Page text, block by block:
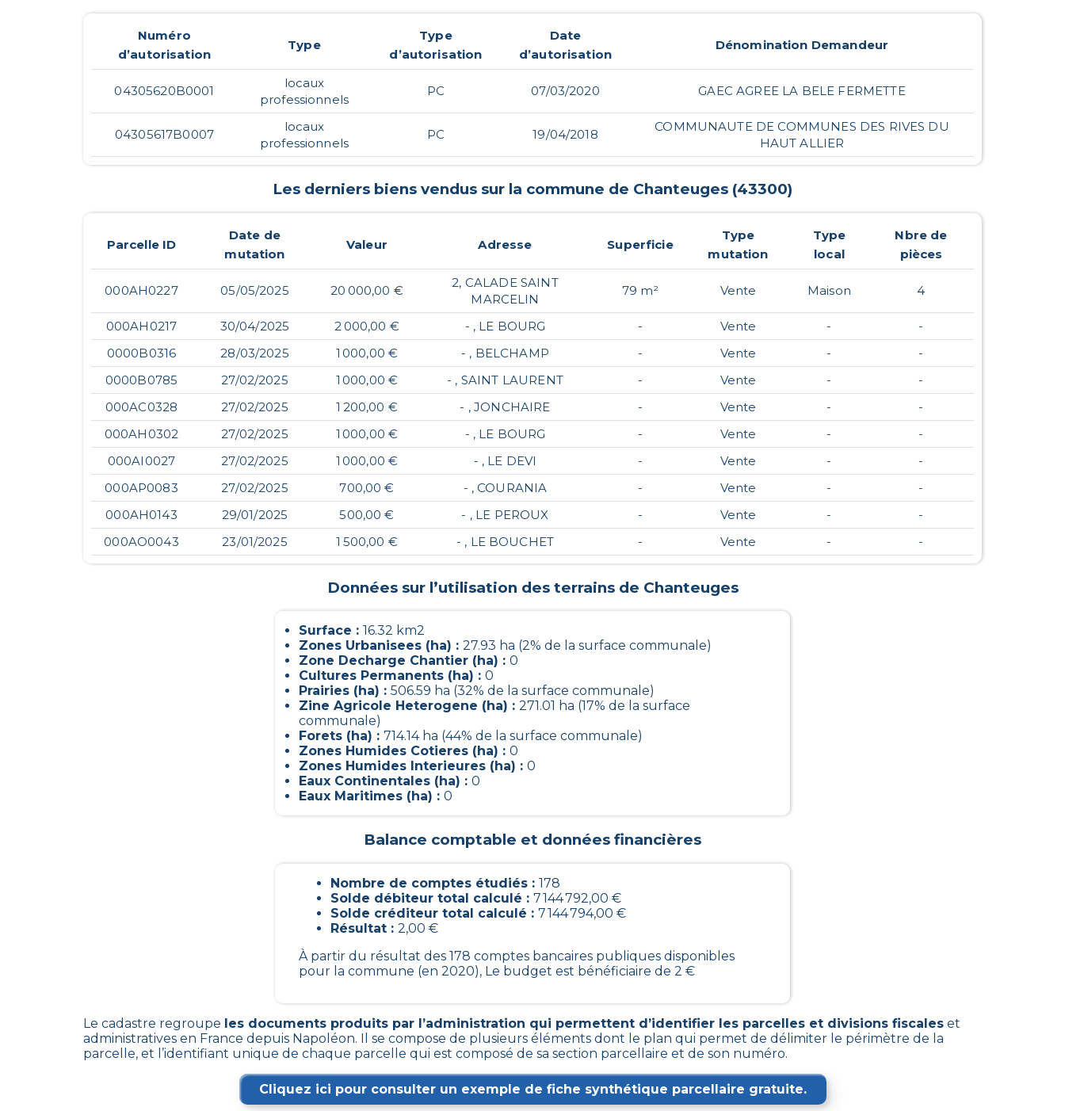
Numéro
d’autorisation
Type
Type
d’autorisation
Date
d’autorisation
Dénomination Demandeur
04305620B0001
locaux
professionnels
PC 07/03/2020 GAEC AGREE LA BELE FERMETTE
04305617B0007
locaux
professionnels
PC 19/04/2018
COMMUNAUTE DE COMMUNES DES RIVES DU
HAUT ALLIER
Les derniers biens vendus sur la commune de Chanteuges (43300)
Parcelle ID
Date de
mutation
Valeur Adresse Superficie
Type
mutation
Type
local
Nbre de
pièces
000AH0227 05/05/2025 20 000,00 €
2, CALADE SAINT
MARCELIN
79 m² Vente Maison 4
000AH0217 30/04/2025 2 000,00 € - , LE BOURG - Vente -
-
0000B0316
28/03/2025 1 000,00 € - , BELCHAMP - Vente -
-
0000B0785
27/02/2025 1 000,00 € - , SAINT LAURENT - Vente -
-
000AC0328
27/02/2025 1 200,00 € - , JONCHAIRE - Vente -
-
000AH0302
27/02/2025 1 000,00 € - , LE BOURG - Vente -
-
000AI0027
27/02/2025 1 000,00 € - , LE DEVI - Vente -
-
000AP0083
27/02/2025 700,00 € - , COURANIA - Vente -
-
000AH0143
29/01/2025 500,00 € - , LE PEROUX - Vente -
-
000AO0043
23/01/2025 1 500,00 € - , LE BOUCHET - Vente - -
Données sur l’utilisation des terrains de Chanteuges
Surface : 16.32 km2
Zones Urbanisees (ha) : 27.93 ha (2% de la surface communale)
Zone Decharge Chantier (ha) : 0
Cultures Permanents (ha) : 0
Prairies (ha) : 506.59 ha (32% de la surface communale)
Zine Agricole Heterogene (ha) : 271.01 ha (17% de la surface
communale)
Forets (ha) : 714.14 ha (44% de la surface communale)
Zones Humides Cotieres (ha) : 0
Zones Humides Interieures (ha) : 0
Eaux Continentales (ha) : 0
Eaux Maritimes (ha) : 0
Balance comptable et données financières
Nombre de comptes étudiés : 178
Solde débiteur total calculé : 7 144 792,00 €
Solde créditeur total calculé : 7 144 794,00 €
Résultat : 2,00 €
À partir du résultat des 178 comptes bancaires publiques disponibles
pour la commune (en 2020), Le budget est bénéficiaire de 2 €
Le cadastre regroupe les documents produits par l’administration qui permettent d’identifier les parcelles et divisions fiscales et
administratives en France depuis Napoléon. Il se compose de plusieurs éléments dont le plan qui permet de délimiter le périmètre de la
parcelle, et l’identifiant unique de chaque parcelle qui est composé de sa section parcellaire et de son numéro.
Cliquez ici pour consulter un exemple de fiche synthétique parcellaire gratuite.